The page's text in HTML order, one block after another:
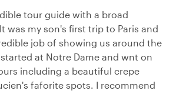
tour guide with a broad
was my son's first trip to Paris and
job of showing us around the
at Notre Dame and wnt on
including a beautiful crepe
faforite spots. I recommend